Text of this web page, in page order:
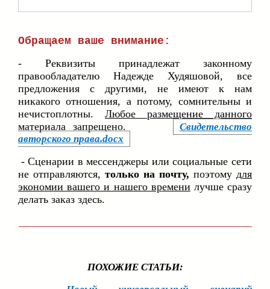
Обращаем ваше внимание:
- Реквизиты принадлежат законному
правообладателю Надежде Худяшовой, все
предложения с другими, не имеют к нам
никакого отношения, а потому, сомнительны и
нечистоплотны.
Любое размещение данного
материала запрещено.
Свидетельство
авторского права.docx
- Сценарии в мессенджеры или социальные сети
не отправляются, только на почту, поэтому для
экономии вашего и нашего времени лучше сразу
делать заказ здесь.
ПОХОЖИЕ СТАТЬИ: